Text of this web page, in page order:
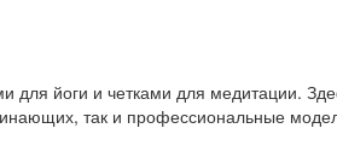
для йоги и четками для медитации.
так и профессиональные